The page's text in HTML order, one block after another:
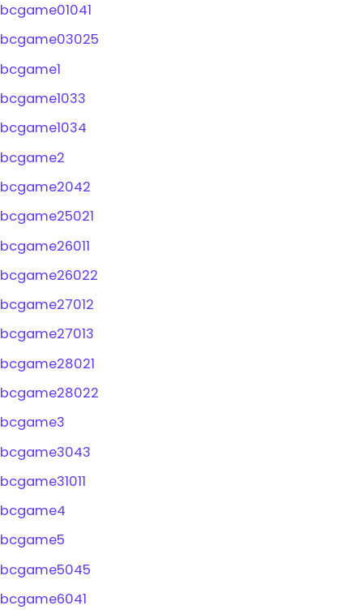
bcgame01041
bcgame03025
bcgame1
bcgame1033
bcgame1034
bcgame2
bcgame2042
bcgame25021
bcgame26011
bcgame26022
bcgame27012
bcgame27013
bcgame28021
bcgame28022
bcgame3
bcgame3043
bcgame31011
bcgame4
bcgame5
bcgame5045
bcgame6041